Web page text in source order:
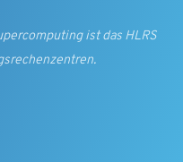
ist das HLRS